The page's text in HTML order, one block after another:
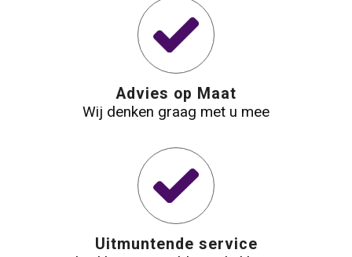
Advies op Maat
Wij denken graag met u mee
Uitmuntende service